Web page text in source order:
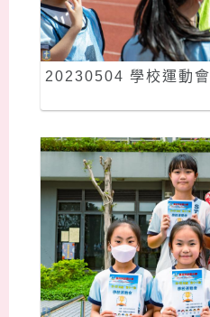
20230504 學校運動會